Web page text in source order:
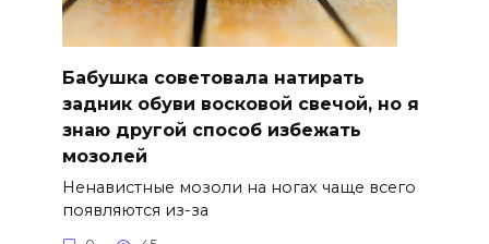
Бабушка советовала натирать
задник обуви восковой свечой, но я
знаю другой способ избежать
мозолей
Ненавистные мозоли на ногах чаще всего
появляются из-за